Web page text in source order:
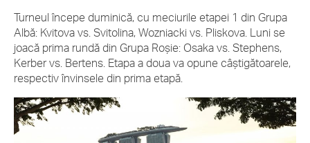
Turneul începe duminică, cu meciurile etapei 1 din Grupa
Albă: Kvitova vs. Svitolina, Wozniacki vs. Pliskova. Luni se
joacă prima rundă din Grupa Roșie: Osaka vs. Stephens,
Kerber vs. Bertens. Etapa a doua va opune câștigătoarele,
respectiv învinsele din prima etapă.